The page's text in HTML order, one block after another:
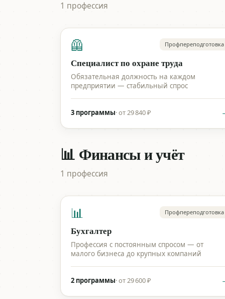
1 профессия
🦺 Профпереподготовка
Специалист по охране труда
Обязательная должность на каждом
предприятии — стабильный спрос
3 программы·от 29 840 ₽
📊 Финансы и учёт
1 профессия
📊 Профпереподготовка
Бухгалтер
Профессия с постоянным спросом — от
малого бизнеса до крупных компаний
2 программы·от 29 600 ₽